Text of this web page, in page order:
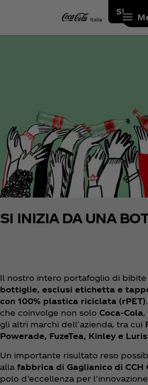
Skip
SI INIZIA DA UNA
Il nostro intero portafoglio di
bottiglie, esclusi etichetta e
con 100% plastica riciclata (rPET)
che coinvolge non solo Coca‑Cola,
gli altri marchi dell’azienda, tra cui
Powerade, FuzeTea, Kinley e
Un importante risultato reso
alla fabbrica di Gaglianico di CCH
polo d’eccellenza per